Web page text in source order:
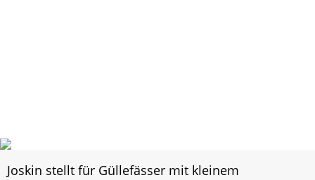
Joskin stellt für Güllefässer mit kleinem